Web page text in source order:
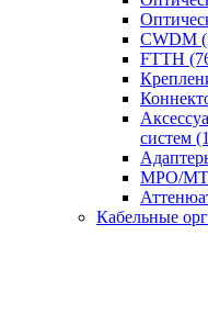
CWDM
FTTH
систем
MPO/
Кабельные